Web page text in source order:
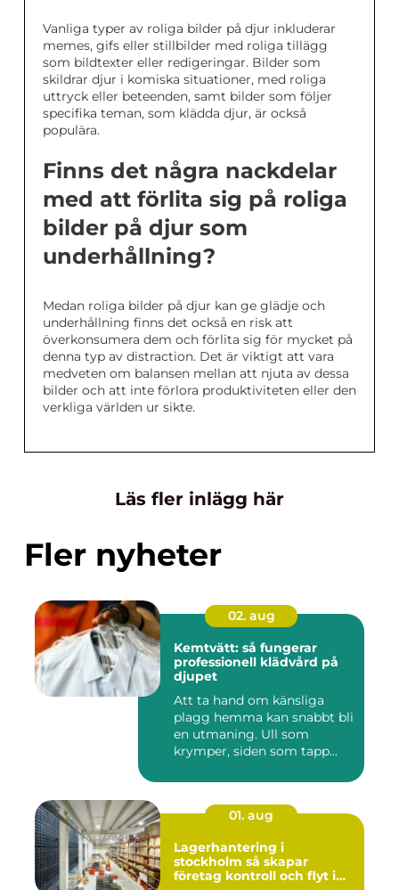
Vanliga typer av roliga bilder på djur inkluderar
memes, gifs eller stillbilder med roliga tillägg
som bildtexter eller redigeringar. Bilder som
skildrar djur i komiska situationer, med roliga
uttryck eller beteenden, samt bilder som följer
specifika teman, som klädda djur, är också
populära.
Finns det några nackdelar
med att förlita sig på roliga
bilder på djur som
underhållning?
Medan roliga bilder på djur kan ge glädje och
underhållning finns det också en risk att
överkonsumera dem och förlita sig för mycket på
denna typ av distraction. Det är viktigt att vara
medveten om balansen mellan att njuta av dessa
bilder och att inte förlora produktiviteten eller den
verkliga världen ur sikte.
Läs fler inlägg här
Fler nyheter
02. aug
Kemtvätt: så fungerar
professionell klädvård på
djupet
Att ta hand om känsliga
plagg hemma kan snabbt bli
en utmaning. Ull som
krymper, siden som tapp...
01. aug
Lagerhantering i
stockholm så skapar
företag kontroll och flyt i